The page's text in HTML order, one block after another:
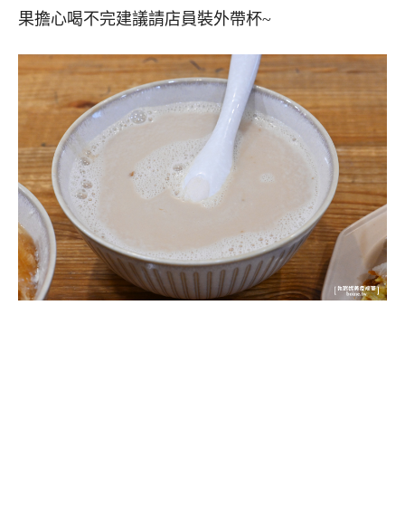
果擔心喝不完建議請店員裝外帶杯~